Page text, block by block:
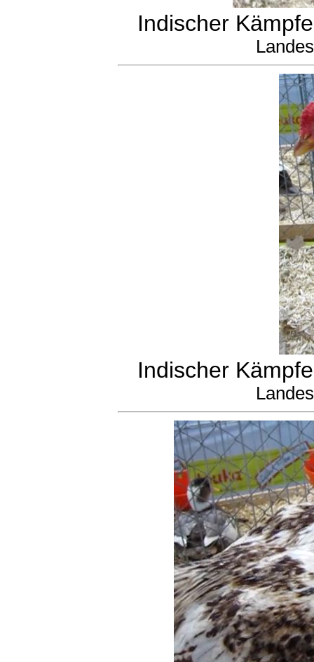
Indischer
Indischer